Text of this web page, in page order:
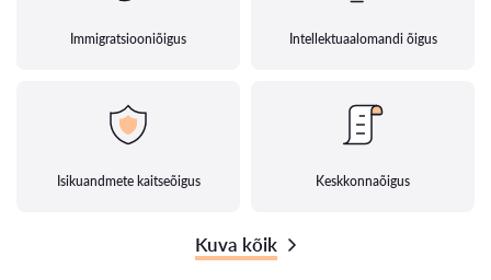
Immigratsiooniõigus Intellektuaalomandi õigus
Isikuandmete kaitseõigus Keskkonnaõigus
Kuva kõik